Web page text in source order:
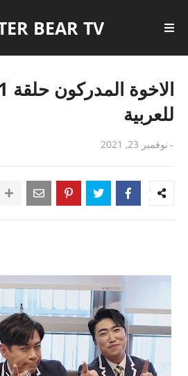
BEAR TV
للعربية
- نوفمبر 23, 2021